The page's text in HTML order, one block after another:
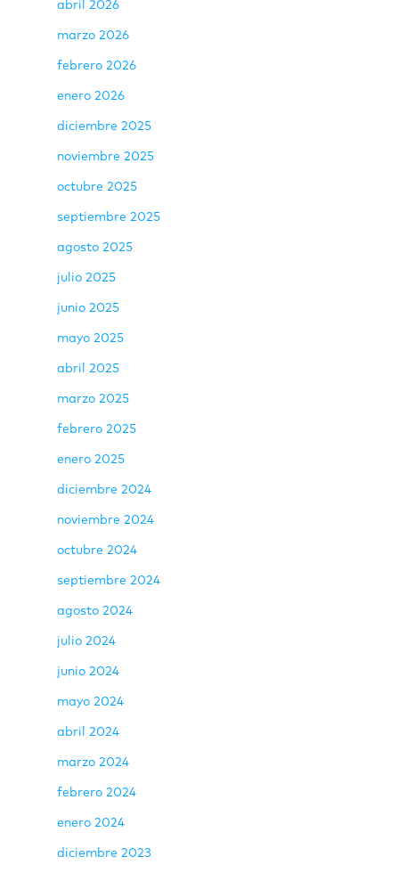
abril 2026
marzo 2026
febrero 2026
enero 2026
diciembre 2025
noviembre 2025
octubre 2025
septiembre 2025
agosto 2025
julio 2025
junio 2025
mayo 2025
abril 2025
marzo 2025
febrero 2025
enero 2025
diciembre 2024
noviembre 2024
octubre 2024
septiembre 2024
agosto 2024
julio 2024
junio 2024
mayo 2024
abril 2024
marzo 2024
febrero 2024
enero 2024
diciembre 2023